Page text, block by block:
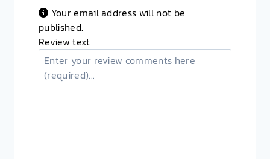
Your email address will not be
published.
Review text